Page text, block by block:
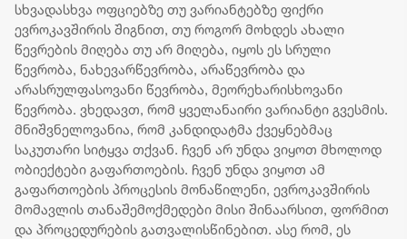
სხვადასხვა ოფციებზე თუ ვარიანტებზე ფიქრი
ევროკავშირის შიგნით, თუ როგორ მოხდეს ახალი
წევრების მიღება თუ არ მიღება, იყოს ეს სრული
წევრობა, ნახევარწევრობა, არაწევრობა და
არასრულფასოვანი წევრობა, მეორეხარისხოვანი
წევრობა. ვხედავთ, რომ ყველანაირი ვარიანტი გვესმის.
მნიშვნელოვანია, რომ კანდიდატმა ქვეყნებმაც
საკუთარი სიტყვა თქვან. ჩვენ არ უნდა ვიყოთ მხოლოდ
ობიექტები გაფართოების. ჩვენ უნდა ვიყოთ ამ
გაფართოების პროცესის მონაწილენი, ევროკავშირის
მომავლის თანაშემოქმედები მისი შინაარსით, ფორმით
და პროცედურების გათვალისწინებით. ასე რომ, ეს